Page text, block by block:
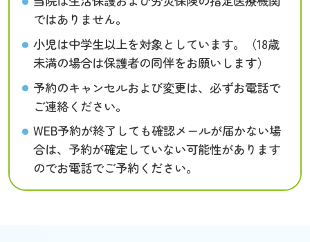
ではありません。
小児は中学生以上を対象としています。（18歳
未満の場合は保護者の同伴をお願いします）
予約のキャンセルおよび変更は、必ずお電話で
ご連絡ください。
WEB予約が終了しても確認メールが届かない場
合は、予約が確定していない可能性があります
のでお電話でご予約ください。